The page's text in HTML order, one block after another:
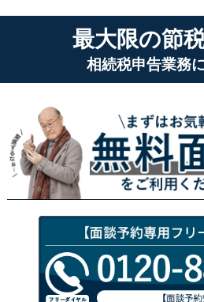
最大限の節
相続税申告業務